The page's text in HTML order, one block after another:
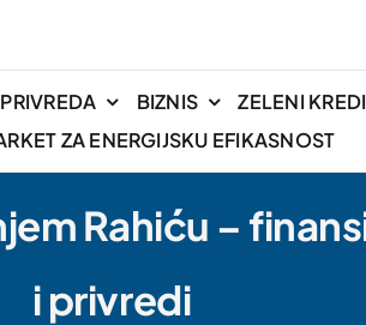
BIZNIS ZELENI
ZA ENERGIJSKU EFIKASNOST
Rahiću –
i privredi